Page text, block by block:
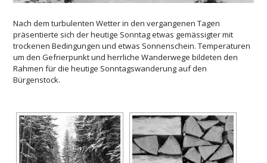
Nach dem turbulenten Wetter in den vergangenen Tagen
präsentierte sich der heutige Sonntag etwas gemässigter mit
trockenen Bedingungen und etwas Sonnenschein. Temperaturen
um den Gefrierpunkt und herrliche Wanderwege bildeten den
Rahmen für die heutige Sonntagswanderung auf den
Bürgenstock.